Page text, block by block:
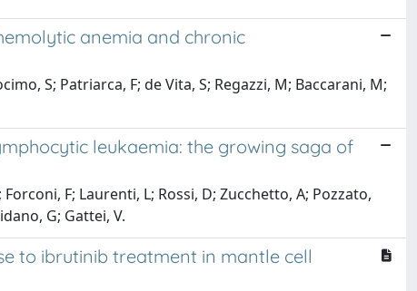
anemia and chronic
S; Patriarca, F; de Vita, S; Regazzi, M; Baccarani, M;
leukaemia: the growing saga of
F; Laurenti, L; Rossi, D; Zucchetto, A; Pozzato,
G; Gattei, V.
to ibrutinib treatment in mantle cell